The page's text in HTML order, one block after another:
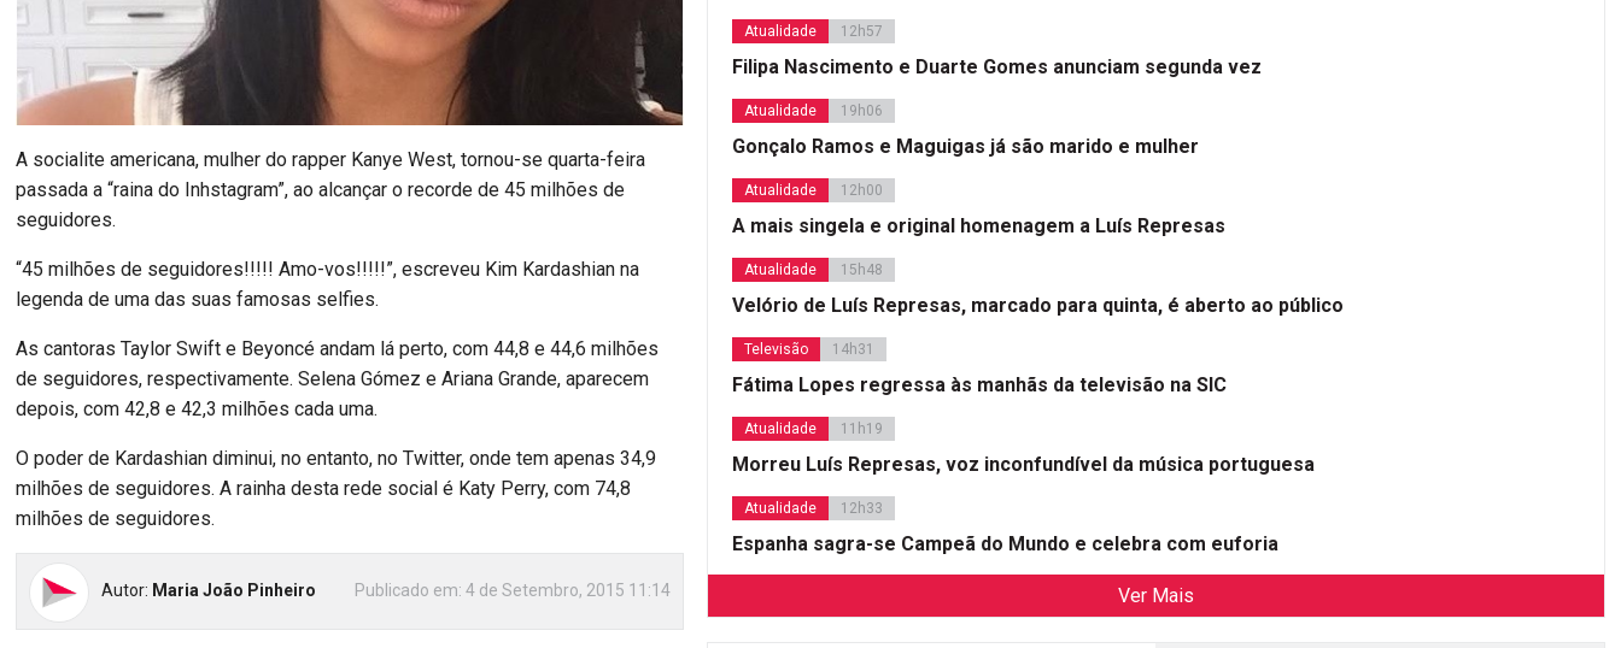
A socialite americana, mulher do rapper Kanye West, tornou-se quarta-feira
passada a “raina do Inhstagram”, ao alcançar o recorde de 45 milhões de
seguidores.
“45 milhões de seguidores!!!!! Amo-vos!!!!!”, escreveu Kim Kardashian na
legenda de uma das suas famosas selfies.
As cantoras Taylor Swift e Beyoncé andam lá perto, com 44,8 e 44,6 milhões
de seguidores, respectivamente. Selena Gómez e Ariana Grande, aparecem
depois, com 42,8 e 42,3 milhões cada uma.
O poder de Kardashian diminui, no entanto, no Twitter, onde tem apenas 34,9
milhões de seguidores. A rainha desta rede social é Katy Perry, com 74,8
milhões de seguidores.
Autor: Maria João Pinheiro Publicado em: 4 de Setembro, 2015 11:14
Atualidade 12h57
Filipa Nascimento e Duarte Gomes anunciam segunda vez
Atualidade 19h06
Gonçalo Ramos e Maguigas já são marido e mulher
Atualidade 12h00
A mais singela e original homenagem a Luís Represas
Atualidade 15h48
Velório de Luís Represas, marcado para quinta, é aberto ao público
Televisão 14h31
Fátima Lopes regressa às manhãs da televisão na SIC
Atualidade 11h19
Morreu Luís Represas, voz inconfundível da música portuguesa
Atualidade 12h33
Espanha sagra-se Campeã do Mundo e celebra com euforia
Ver Mais